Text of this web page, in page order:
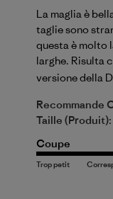
La maglia è
taglie sono
questa è molto
larghe. Risulta
versione della
Recommande
Taille (produit):
Coupe